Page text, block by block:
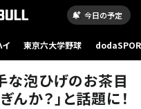
今日の予定
イ 東京六大学野球
泡ひげのお茶目
んか？」と話題に！